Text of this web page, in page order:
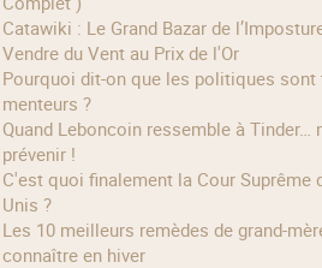
Catawiki : Le Grand Bazar de l’Imposture ou l'Art de
Vendre du Vent au Prix de l'Or
Pourquoi dit-on que les politiques sont tous des
menteurs ?
Quand Leboncoin ressemble à Tinder… mais sans
prévenir !
C'est quoi finalement la Cour Suprême des Etats-
Unis ?
Les 10 meilleurs remèdes de grand-mère qu'il faut
connaître en hiver